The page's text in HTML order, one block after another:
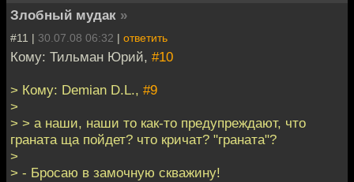
Злобный мудак »
#11 | 30.07.08 06:32 | ответить
Кому: Тильман Юрий, #10
> Кому: Demian D.L., #9
>
> > а наши, наши то как-то предупреждают, что
граната ща пойдет? что кричат? "граната"?
>
> - Бросаю в замочную скважину!